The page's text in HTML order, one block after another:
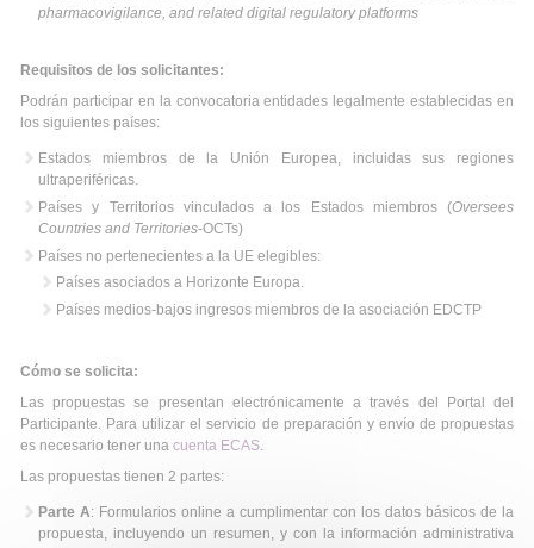
pharmacovigilance, and related digital regulatory platforms
Requisitos de los solicitantes:
Podrán participar en la convocatoria entidades legalmente establecidas en
los siguientes países:
Estados miembros de la Unión Europea, incluidas sus regiones
ultraperiféricas.
Países y Territorios vinculados a los Estados miembros (Oversees
Countries and Territories-OCTs)
Países no pertenecientes a la UE elegibles:
Países asociados a Horizonte Europa.
Países medios-bajos ingresos miembros de la asociación EDCTP
Cómo se solicita:
Las propuestas se presentan electrónicamente a través del Portal del
Participante. Para utilizar el servicio de preparación y envío de propuestas
es necesario tener una cuenta ECAS.
Las propuestas tienen 2 partes:
Parte A: Formularios online a cumplimentar con los datos básicos de la
propuesta, incluyendo un resumen, y con la información administrativa